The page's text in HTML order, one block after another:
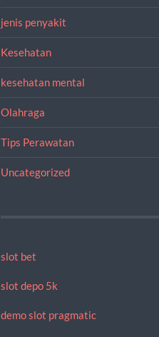
jenis penyakit
Kesehatan
kesehatan mental
Olahraga
Tips Perawatan
Uncategorized
slot bet
slot depo 5k
demo slot pragmatic